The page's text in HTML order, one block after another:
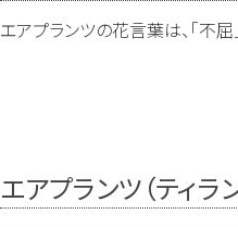
エアプランツの花言葉は、「不屈
エアプランツ（ティラ